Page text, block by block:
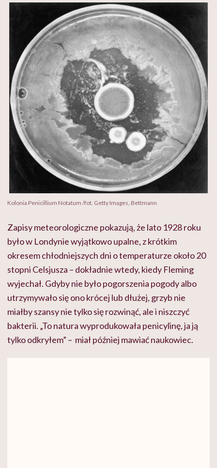
Kolonia Penicillium Notatum /fot. Getty Images, Bettmann
Zapisy meteorologiczne pokazują, że lato 1928 roku
było w Londynie wyjątkowo upalne, z krótkim
okresem chłodniejszych dni o temperaturze około 20
stopni Celsjusza – dokładnie wtedy, kiedy Fleming
wyjechał. Gdyby nie było pogorszenia pogody albo
utrzymywało się ono krócej lub dłużej, grzyb nie
miałby szansy nie tylko się rozwinąć, ale i niszczyć
bakterii. „To natura wyprodukowała penicylinę, ja ją
tylko odkryłem” – miał później mawiać naukowiec.